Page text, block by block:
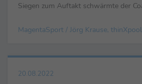
Siegen zum Auftakt schwärmte der
MagentaSport / Jörg Krause,
20.08.2022